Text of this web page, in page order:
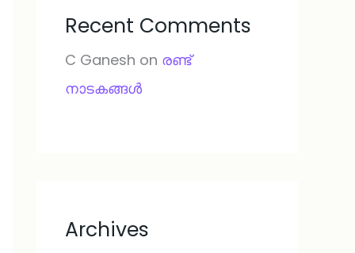
Recent Comments
C Ganesh on രണ്ട്
നാടകങ്ങള്‍
Archives